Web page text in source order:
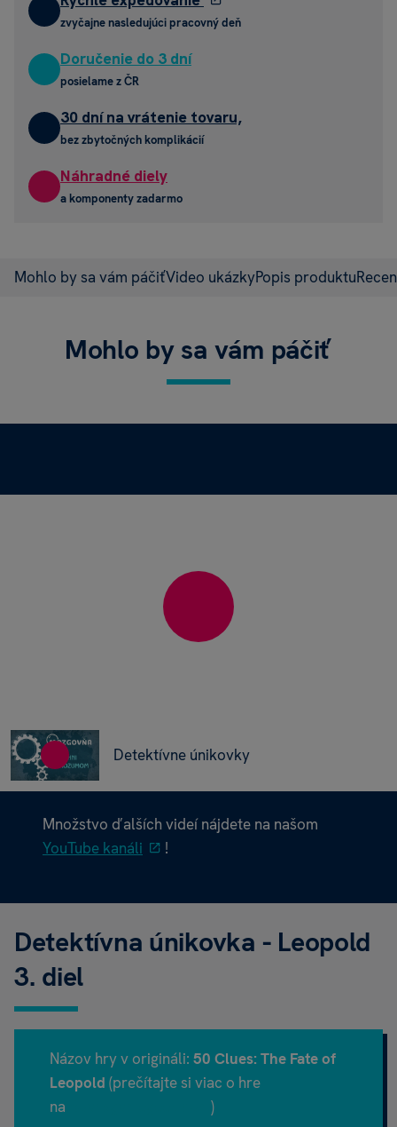
zvyčajne nasledujúci pracovný deň
Doručenie do 3 dní
posielame z ČR
30 dní na vrátenie tovaru,
bez zbytočných komplikácií
Náhradné diely
a komponenty zadarmo
Mohlo by sa vám páčiťVideo ukázkyPopis produktu
Mohlo by sa vám páčiť
Detektívne únikovky
Množstvo ďalších videí nájdete na našom
YouTube kanáli
!
Detektívna únikovka - Leopold
3. diel
Názov hry v origináli: 50 Clues: The Fate of
Leopold (prečítajte si viac o hre
na
)